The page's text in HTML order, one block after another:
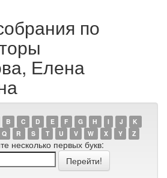
по
Елена
B C D E F G H I J
K
Q R S T U V W X Y Z
несколько первых букв: